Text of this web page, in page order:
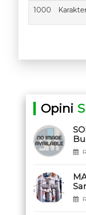
1000
Opini